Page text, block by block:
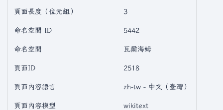
頁面長度（位元組） 3
命名空間 ID 5442
命名空間 瓦爾海姆
頁面ID 2518
頁面內容語言 zh-tw - 中文（臺灣）
頁面內容模型 wikitext